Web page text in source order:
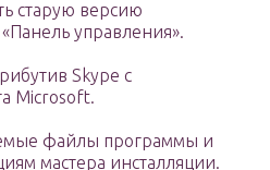
старую версию
управления».
Skype с
Microsoft.
файлы программы и
мастера инсталляции.